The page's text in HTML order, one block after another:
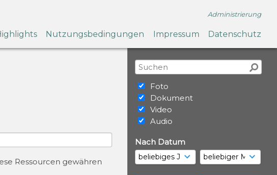
Administrierung
Nutzungsbedingungen Impressum Datenschutz
Foto
Dokument
Video
Audio
Nach Datum
Ressourcen gewähren